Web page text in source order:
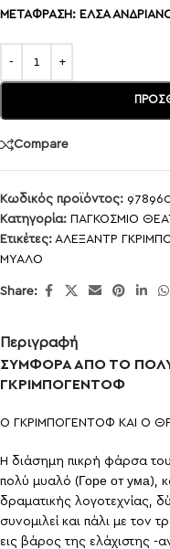
ΜΕΤΑΦΡΑΣΗ: ΕΛΣΑ
Compare
Κωδικός προϊόντος:
Κατηγορία: ΠΑΓΚΟΣΜΙΟ
Ετικέτες: ΑΛΕΞΑΝΤΡ
ΜΥΑΛΟ
Share:
Περιγραφή
ΣΥΜΦΟΡΑ ΑΠΟ ΤΟ
ΓΚΡΙΜΠΟΓΕΝΤΟΦ
Ο ΓΚΡΙΜΠΟΓΕΝΤΟΦ ΚΑΙ Ο
Η διάσημη πικρή φάρσα
πολύ μυαλό (Горе от ума),
δραματικής λογοτεχνίας,
συνομιλεί και πάλι με τον
εις βάρος της ελάχιστης -